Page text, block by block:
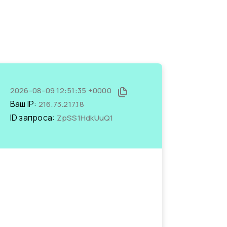
2026-08-09 12:51:35 +0000
Ваш IP: 216.73.217.18
ID запроса: ZpSS1HdkUuQ1